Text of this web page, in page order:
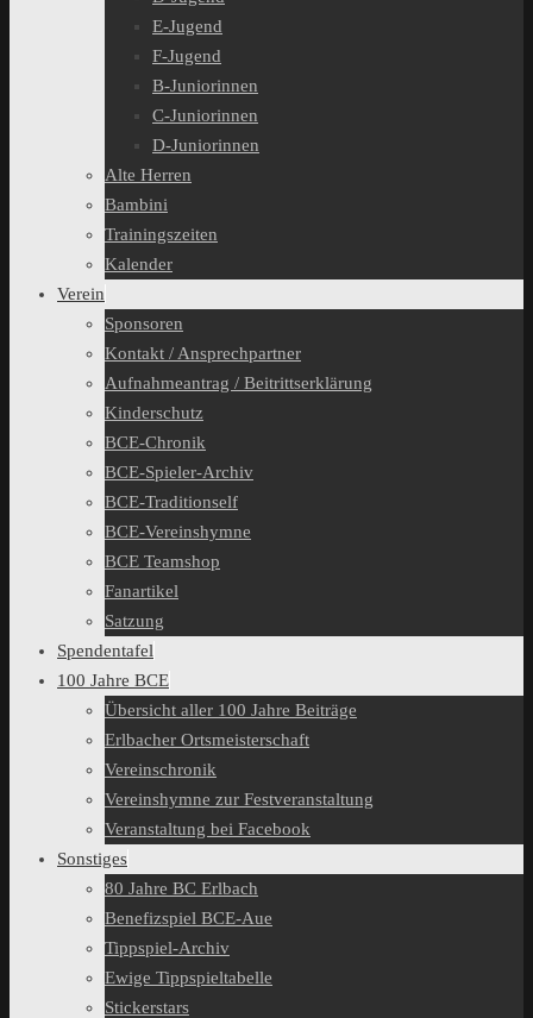
E-Jugend
F-Jugend
B-Juniorinnen
C-Juniorinnen
D-Juniorinnen
Alte Herren
Bambini
Trainingszeiten
Kalender
Verein
Sponsoren
Kontakt / Ansprechpartner
Aufnahmeantrag / Beitrittserklärung
Kinderschutz
BCE-Chronik
BCE-Spieler-Archiv
BCE-Traditionself
BCE-Vereinshymne
BCE Teamshop
Fanartikel
Satzung
Spendentafel
100 Jahre BCE
Übersicht aller 100 Jahre Beiträge
Erlbacher Ortsmeisterschaft
Vereinschronik
Vereinshymne zur Festveranstaltung
Veranstaltung bei Facebook
Sonstiges
80 Jahre BC Erlbach
Benefizspiel BCE-Aue
Tippspiel-Archiv
Ewige Tippspieltabelle
Stickerstars